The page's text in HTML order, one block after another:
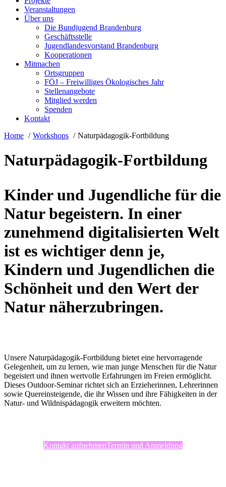
Veranstaltungen
Über uns
Die Bundjugend Brandenburg
Geschäftsstelle
Jugendlandesvorstand Brandenburg
Kooperationen
Mitmachen
Ortsgruppen
FÖJ – Freiwilliges Ökologisches Jahr
Stellenangebote
Mitglied werden
Spenden
Kontakt
Home
Workshops Naturpädagogik-Fortbildung
Naturpädagogik-Fortbildung
Kinder und Jugendliche für die
Natur begeistern. In einer
zunehmend digitalisierten Welt
ist es wichtiger denn je,
Kindern und Jugendlichen die
Schönheit und den Wert der
Natur näherzubringen.
Unsere Naturpädagogik-Fortbildung bietet eine hervorragende
Gelegenheit, um zu lernen, wie man junge Menschen für die Natur
begeistert und ihnen wertvolle Erfahrungen im Freien ermöglicht.
Dieses Outdoor-Seminar richtet sich an Erzieherinnen, Lehrerinnen
sowie Quereinsteigende, die ihr Wissen und ihre Fähigkeiten in der
Natur- und Wildnispädagogik erweitern möchten.
Kontakt aufnehmenTermin und Anmeldung